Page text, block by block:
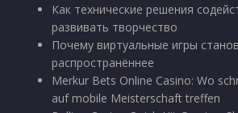
Как технические решения
развивать творчество
Почему виртуальные игры
распространённее
Merkur Bets Online Casino: Wo
auf mobile Meisterschaft treffen